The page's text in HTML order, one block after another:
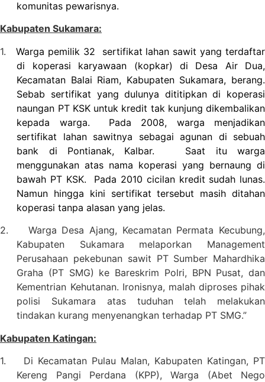
komunitas pewarisnya.
Kabupaten Sukamara:
1.
Warga pemilik 32
sertifikat lahan sawit yang terdaftar
di koperasi karyawaan (kopkar) di Desa Air Dua,
Kecamatan Balai Riam, Kabupaten Sukamara, berang.
Sebab sertifikat yang dulunya dititipkan di koperasi
naungan PT KSK untuk kredit tak kunjung dikembalikan
kepada warga.
Pada 2008, warga menjadikan
sertifikat lahan sawitnya sebagai agunan di sebuah
bank di Pontianak, Kalbar.
Saat itu warga
menggunakan atas nama koperasi yang bernaung di
bawah PT KSK.
Pada 2010 cicilan kredit sudah lunas.
Namun hingga kini sertifikat tersebut masih ditahan
koperasi tanpa alasan yang jelas.
2.
Warga Desa Ajang, Kecamatan Permata Kecubung,
Kabupaten Sukamara melaporkan Management
Perusahaan pekebunan sawit PT Sumber Mahardhika
Graha (PT SMG) ke Bareskrim Polri, BPN Pusat, dan
Kementrian Kehutanan. Ironisnya, malah diproses pihak
polisi Sukamara atas tuduhan telah melakukan
tindakan kurang menyenangkan terhadap PT SMG.”
Kabupaten Katingan:
1.
Di Kecamatan Pulau Malan, Kabupaten Katingan, PT
Kereng Pangi Perdana (KPP), Warga (Abet Nego